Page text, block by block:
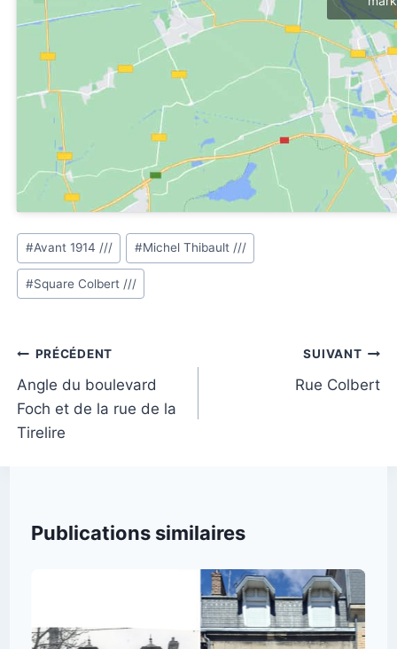
Étiquettes
de
la
#Avant 1914 /// #Michel Thibault ///
#Square Colbert ///
Navigation
de
l’article
PRÉCÉDENT
Angle du boulevard
Foch et de la rue de la
Tirelire
SUIVANT
Rue Colbert
Publications similaires